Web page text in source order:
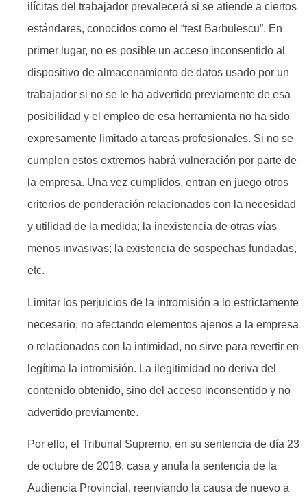
ilícitas del trabajador prevalecerá si se atiende a ciertos
estándares, conocidos como el “test Barbulescu”. En
primer lugar, no es posible un acceso inconsentido al
dispositivo de almacenamiento de datos usado por un
trabajador si no se le ha advertido previamente de esa
posibilidad y el empleo de esa herramienta no ha sido
expresamente limitado a tareas profesionales. Si no se
cumplen estos extremos habrá vulneración por parte de
la empresa. Una vez cumplidos, entran en juego otros
criterios de ponderación relacionados con la necesidad
y utilidad de la medida; la inexistencia de otras vías
menos invasivas; la existencia de sospechas fundadas,
etc.
Limitar los perjuicios de la intromisión a lo estrictamente
necesario, no afectando elementos ajenos a la empresa
o relacionados con la intimidad, no sirve para revertir en
legítima la intromisión. La ilegitimidad no deriva del
contenido obtenido, sino del acceso inconsentido y no
advertido previamente.
Por ello, el Tribunal Supremo, en su sentencia de día 23
de octubre de 2018, casa y anula la sentencia de la
Audiencia Provincial, reenviando la causa de nuevo a